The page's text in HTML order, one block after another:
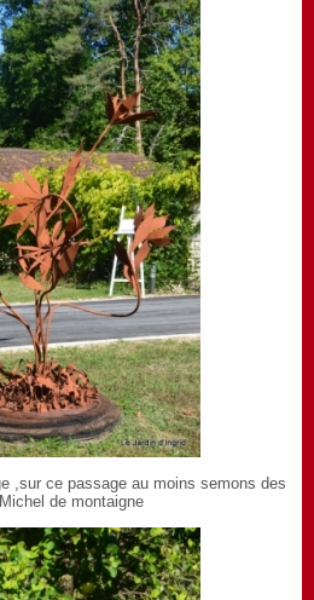
,sur ce passage au moins semons des
de montaigne